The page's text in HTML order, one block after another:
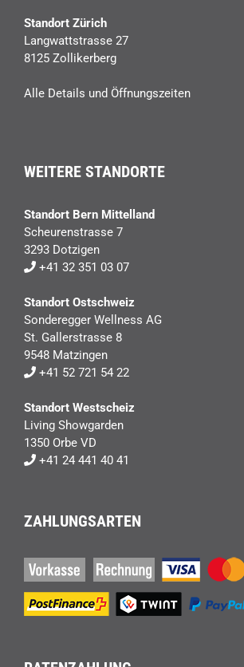
Standort Zürich
Langwattstrasse 27
8125 Zollikerberg
Alle Details und Öffnungszeiten
WEITERE STANDORTE
Standort Bern Mittelland
Scheurenstrasse 7
3293 Dotzigen
+41 32 351 03 07
Standort Ostschweiz
Sonderegger Wellness AG
St. Gallerstrasse 8
9548 Matzingen
+41 52 721 54 22
Standort Westscheiz
Living Showgarden
1350 Orbe VD
+41 24 441 40 41
ZAHLUNGSARTEN